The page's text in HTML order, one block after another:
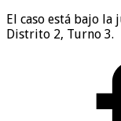
El caso está bajo
Distrito 2, Turno 3.